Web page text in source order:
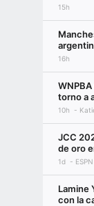
15h
16h
torno a
10h
JCC
de oro
1d ESPN
Lamine
con la